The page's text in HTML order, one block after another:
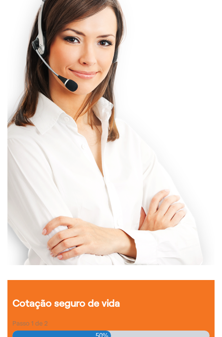
Cotação seguro de vida
Passo 1 de 2